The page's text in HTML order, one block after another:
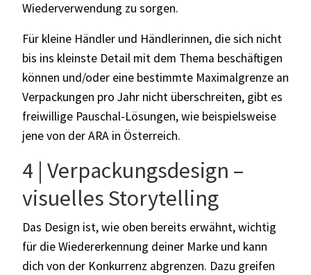
Wiederverwendung zu sorgen.
Für kleine Händler und Händlerinnen, die sich nicht
bis ins kleinste Detail mit dem Thema beschäftigen
können und/oder eine bestimmte Maximalgrenze an
Verpackungen pro Jahr nicht überschreiten, gibt es
freiwillige Pauschal-Lösungen, wie beispielsweise
jene von der ARA in Österreich.
4 | Verpackungsdesign –
visuelles Storytelling
Das Design ist, wie oben bereits erwähnt, wichtig
für die Wiedererkennung deiner Marke und kann
dich von der Konkurrenz abgrenzen. Dazu greifen